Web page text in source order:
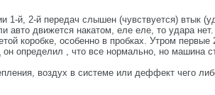
1-й, 2-й передач слышен (чувствуется)
авто движется накатом, еле еле, то удара
коробке, особенно в пробках. Утром
определил , что все нормально, но машина
воздух в системе или деффект чего